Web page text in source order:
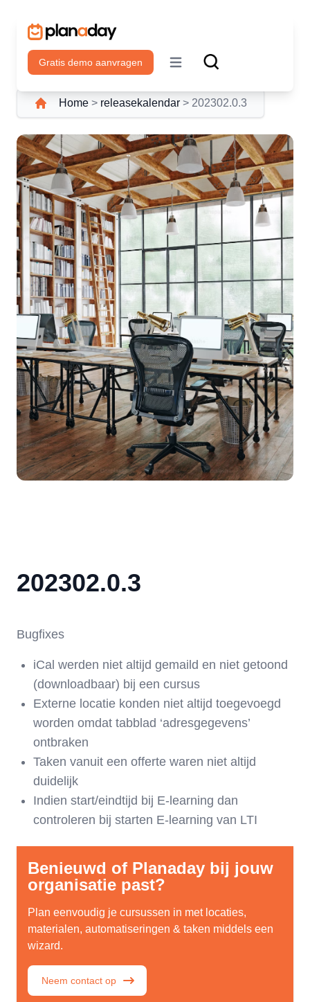
Gratis demo aanvragen
Open main menu
Home > releasekalendar > 202302.0.3
202302.0.3
Bugfixes
iCal werden niet altijd gemaild en niet getoond
(downloadbaar) bij een cursus
Externe locatie konden niet altijd toegevoegd
worden omdat tabblad ‘adresgegevens’
ontbraken
Taken vanuit een offerte waren niet altijd
duidelijk
Indien start/eindtijd bij E-learning dan
controleren bij starten E-learning van LTI
Benieuwd of Planaday bij jouw
organisatie past?
Plan eenvoudig je cursussen in met locaties,
materialen, automatiseringen & taken middels een
wizard.
Neem contact op